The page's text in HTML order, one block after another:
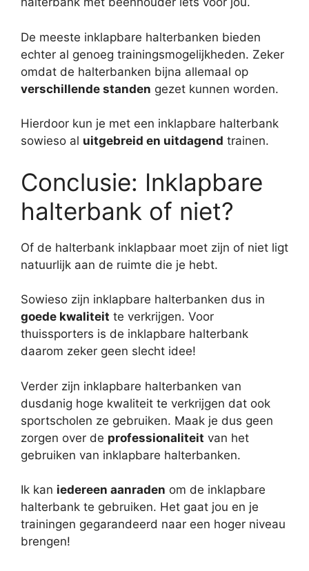
De meeste inklapbare halterbanken bieden
echter al genoeg trainingsmogelijkheden. Zeker
omdat de halterbanken bijna allemaal op
verschillende standen gezet kunnen worden.
Hierdoor kun je met een inklapbare halterbank
sowieso al uitgebreid en uitdagend trainen.
Conclusie: Inklapbare
halterbank of niet?
Of de halterbank inklapbaar moet zijn of niet ligt
natuurlijk aan de ruimte die je hebt.
Sowieso zijn inklapbare halterbanken dus in
goede kwaliteit te verkrijgen. Voor
thuissporters is de inklapbare halterbank
daarom zeker geen slecht idee!
Verder zijn inklapbare halterbanken van
dusdanig hoge kwaliteit te verkrijgen dat ook
sportscholen ze gebruiken. Maak je dus geen
zorgen over de professionaliteit van het
gebruiken van inklapbare halterbanken.
Ik kan iedereen aanraden om de inklapbare
halterbank te gebruiken. Het gaat jou en je
trainingen gegarandeerd naar een hoger niveau
brengen!